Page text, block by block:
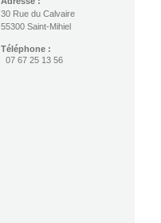
30 Rue du Calvaire
55300 Saint-Mihiel
Téléphone :
07 67 25 13 56